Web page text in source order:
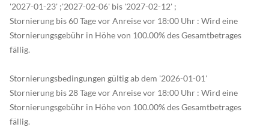
'2027-01-23' ;'2027-02-06' bis '2027-02-12' ;
Stornierung bis 60 Tage vor Anreise vor 18:00 Uhr : Wird eine
Stornierungsgebühr in Höhe von 100.00% des Gesamtbetrages
fällig.
Stornierungsbedingungen gültig ab dem '2026-01-01'
Stornierung bis 28 Tage vor Anreise vor 18:00 Uhr : Wird eine
Stornierungsgebühr in Höhe von 100.00% des Gesamtbetrages
fällig.